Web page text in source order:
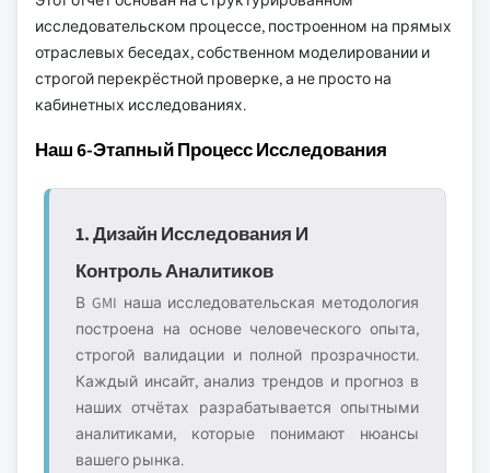
исследовательском процессе, построенном на прямых
отраслевых беседах, собственном моделировании и
строгой перекрёстной проверке, а не просто на
кабинетных исследованиях.
Наш 6-Этапный Процесс Исследования
1. Дизайн Исследования И
Контроль Аналитиков
В GMI наша исследовательская методология
построена на основе человеческого опыта,
строгой валидации и полной прозрачности.
Каждый инсайт, анализ трендов и прогноз в
наших отчётах разрабатывается опытными
аналитиками, которые понимают нюансы
вашего рынка.